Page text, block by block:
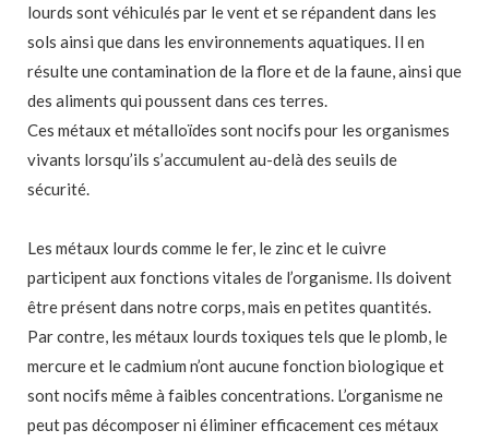
lourds sont véhiculés par le vent et se répandent dans les
sols ainsi que dans les environnements aquatiques. Il en
résulte une contamination de la flore et de la faune, ainsi que
des aliments qui poussent dans ces terres.
Ces métaux et métalloïdes sont nocifs pour les organismes
vivants lorsqu’ils s’accumulent au-delà des seuils de
sécurité.
Les métaux lourds comme le fer, le zinc et le cuivre
participent aux fonctions vitales de l’organisme. Ils doivent
être présent dans notre corps, mais en petites quantités.
Par contre, les métaux lourds toxiques tels que le plomb, le
mercure et le cadmium n’ont aucune fonction biologique et
sont nocifs même à faibles concentrations. L’organisme ne
peut pas décomposer ni éliminer efficacement ces métaux